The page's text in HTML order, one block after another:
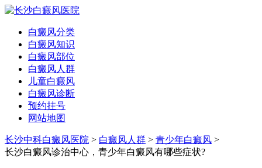
白癜风分类
白癜风知识
白癜风部位
白癜风人群
儿童白癜风
白癜风诊断
预约挂号
网站地图
长沙中科白癜风医院 > 白癜风人群 > 青少年白癜风 >
长沙白癜风诊治中心，青少年白癜风有哪些症状?